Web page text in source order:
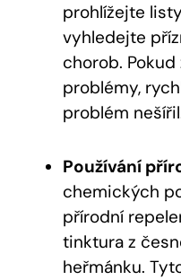
prohlížejte
vyhledejte
chorob.
problémy,
problém
Používání
chemických
přírodní
tinktura z
heřmánku.